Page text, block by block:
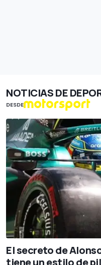
NOTICIAS DE
DESDE
El secreto de
tiene un estilo de